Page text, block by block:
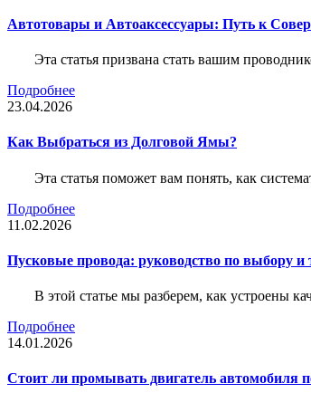
Автотовары и Автоаксессуары: Путь к
Эта статья призвана стать вашим
Подробнее
23.04.2026
Как Выбраться из Долговой Ямы?
Эта статья поможет вам понять, как
Подробнее
11.02.2026
Пусковые провода: руководство по выбору и
В этой статье мы разберем, как устроены
Подробнее
14.01.2026
Стоит ли промывать двигатель автомобиля